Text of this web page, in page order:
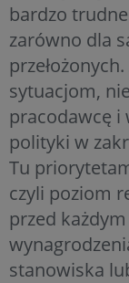
bardzo
zarówno dla
sytuacjom,
pracodawcę i
polityki w
Tu
czyli poziom
przed
stanowiska